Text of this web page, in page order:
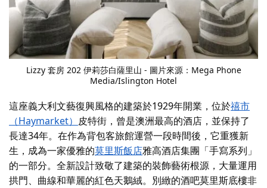
Lizzy 套房202 伊莉莎白薩里山 - 圖片來源：Mega Phone
Media/Islington Hotel
這座義大利文藝復興風格的建築於1929年開業，位於禧市
（Haymarket） 皮特街 ，曾是澳洲最高的酒店，並保持了
長達34年。在作為背包客旅館運營一段時間後，它重獲新
生，成為一家優雅的莫里斯飯店雅高酒店集團「手寫系列」
的一部分。全新設計致敬了建築的裝飾藝術根源，大量運用
拱門、曲線和華麗的紅色天鵝絨。別緻的酒吧莫里斯底樓非